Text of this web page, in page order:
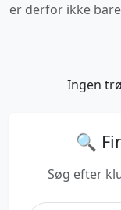
er derfor ikke
Ingen
🔍
Søg efter